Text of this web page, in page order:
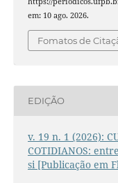
em: 10 ago. 2026.
Fomatos de
EDIÇÃO
v. 19 n. 1 (2026):
COTIDIANOS:
si [Publicação em